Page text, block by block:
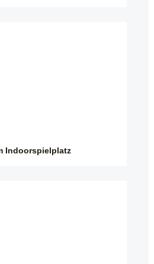
Indoorspielplatz